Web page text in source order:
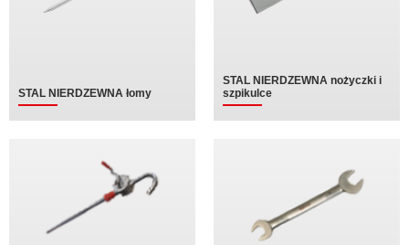
STAL NIERDZEWNA łomy
STAL NIERDZEWNA nożyczki i
szpikulce